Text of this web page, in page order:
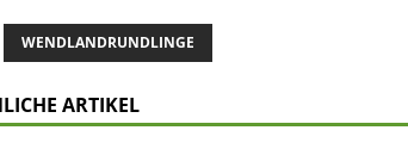
WENDLANDRUNDLINGE
ARTIKEL